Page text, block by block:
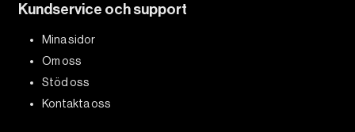
Kundservice och support
Mina sidor
Om oss
Stöd oss
Kontakta oss